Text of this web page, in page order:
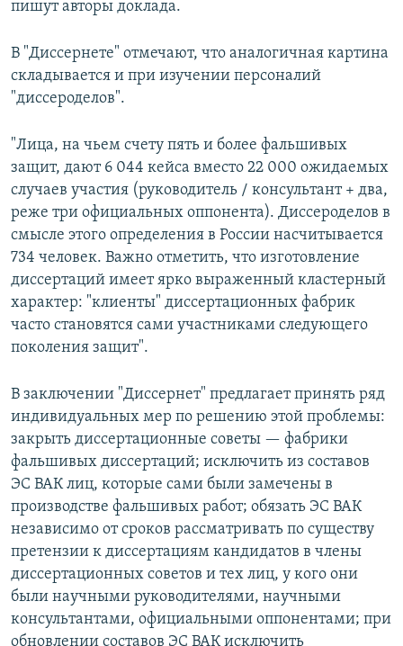
пишут авторы доклада.
В "Диссернете" отмечают, что аналогичная картина
складывается и при изучении персоналий
"диссероделов".
"Лица, на чьем счету пять и более фальшивых
защит, дают 6 044 кейса вместо 22 000 ожидаемых
случаев участия (руководитель / консультант + два,
реже три официальных оппонента). Диссероделов в
смысле этого определения в России насчитывается
734 человек. Важно отметить, что изготовление
диссертаций имеет ярко выраженный кластерный
характер: "клиенты" диссертационных фабрик
часто становятся сами участниками следующего
поколения защит".
В заключении "Диссернет" предлагает принять ряд
индивидуальных мер по решению этой проблемы:
закрыть диссертационные советы — фабрики
фальшивых диссертаций; исключить из составов
ЭС ВАК лиц, которые сами были замечены в
производстве фальшивых работ; обязать ЭС ВАК
независимо от сроков рассматривать по существу
претензии к диссертациям кандидатов в члены
диссертационных советов и тех лиц, у кого они
были научными руководителями, научными
консультантами, официальными оппонентами; при
обновлении составов ЭС ВАК исключить